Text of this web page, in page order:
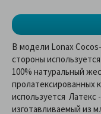
В модели Lonax
стороны
100% натуральный
пролатексированных
используется Латекс
изготавливаемый из